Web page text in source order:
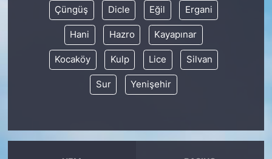
Çüngüş Dicle Eğil Ergani
Hani Hazro Kayapınar
Kocaköy Kulp Lice Silvan
Sur Yenişehir